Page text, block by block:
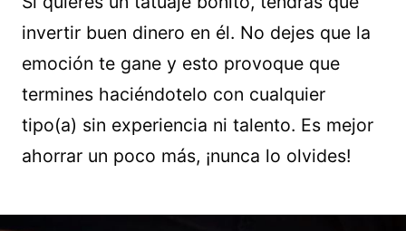
invertir buen dinero en él. No dejes que la
emoción te gane y esto provoque que
termines haciéndotelo con cualquier
tipo(a) sin experiencia ni talento. Es mejor
ahorrar un poco más, ¡nunca lo olvides!